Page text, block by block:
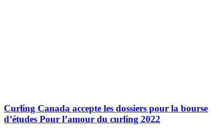
Curling Canada accepte les dossiers pour la bourse
d’études Pour l’amour du curling 2022